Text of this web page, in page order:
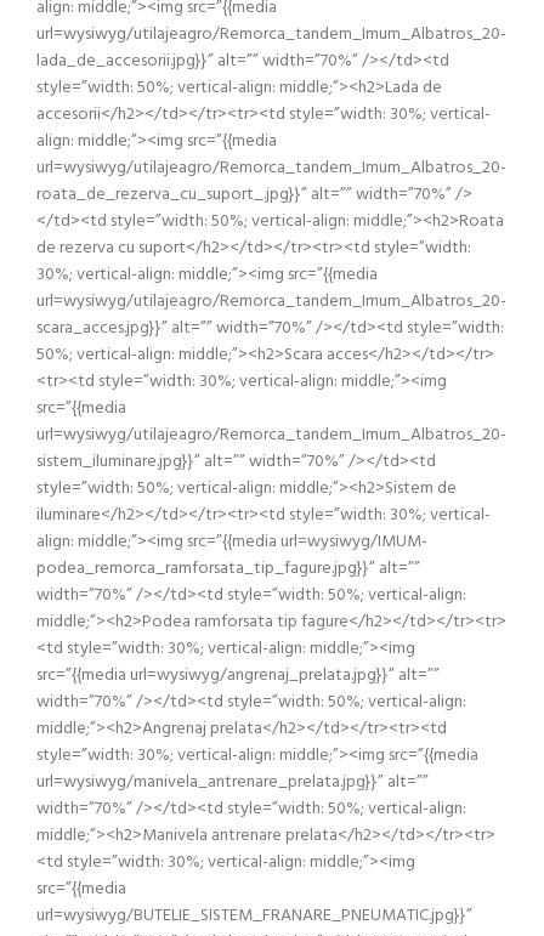
align: middle;”><img src=”{{media
url=wysiwyg/utilajeagro/Remorca_tandem_Imum_Albatros_20-
lada_de_accesorii.jpg}}” alt=”” width=”70%” /></td><td
style=”width: 50%; vertical-align: middle;”><h2>Lada de
accesorii</h2></td></tr><tr><td style=”width: 30%; vertical-
align: middle;”><img src=”{{media
url=wysiwyg/utilajeagro/Remorca_tandem_Imum_Albatros_20-
roata_de_rezerva_cu_suport_.jpg}}” alt=”” width=”70%” />
</td><td style=”width: 50%; vertical-align: middle;”><h2>Roata
de rezerva cu suport</h2></td></tr><tr><td style=”width:
30%; vertical-align: middle;”><img src=”{{media
url=wysiwyg/utilajeagro/Remorca_tandem_Imum_Albatros_20-
scara_acces.jpg}}” alt=”” width=”70%” /></td><td style=”width:
50%; vertical-align: middle;”><h2>Scara acces</h2></td></tr>
<tr><td style=”width: 30%; vertical-align: middle;”><img
src=”{{media
url=wysiwyg/utilajeagro/Remorca_tandem_Imum_Albatros_20-
sistem_iluminare.jpg}}” alt=”” width=”70%” /></td><td
style=”width: 50%; vertical-align: middle;”><h2>Sistem de
iluminare</h2></td></tr><tr><td style=”width: 30%; vertical-
align: middle;”><img src=”{{media url=wysiwyg/IMUM-
podea_remorca_ramforsata_tip_fagure.jpg}}” alt=””
width=”70%” /></td><td style=”width: 50%; vertical-align:
middle;”><h2>Podea ramforsata tip fagure</h2></td></tr><tr>
<td style=”width: 30%; vertical-align: middle;”><img
src=”{{media url=wysiwyg/angrenaj_prelata.jpg}}” alt=””
width=”70%” /></td><td style=”width: 50%; vertical-align:
middle;”><h2>Angrenaj prelata</h2></td></tr><tr><td
style=”width: 30%; vertical-align: middle;”><img src=”{{media
url=wysiwyg/manivela_antrenare_prelata.jpg}}” alt=””
width=”70%” /></td><td style=”width: 50%; vertical-align:
middle;”><h2>Manivela antrenare prelata</h2></td></tr><tr>
<td style=”width: 30%; vertical-align: middle;”><img
src=”{{media
url=wysiwyg/BUTELIE_SISTEM_FRANARE_PNEUMATIC.jpg}}”